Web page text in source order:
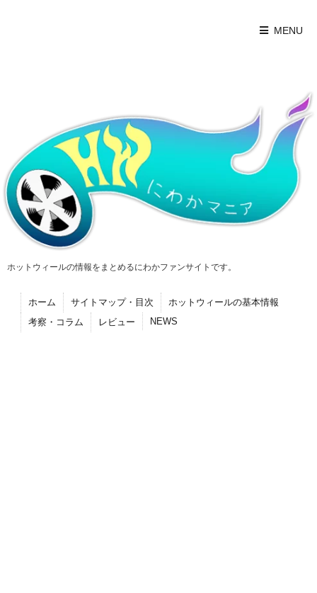
MENU
ホットウィールの情報をまとめるにわかファンサイトです。
ホーム サイトマップ・目次
ホットウィールの基本情報
考察・コラム
レビュー NEWS